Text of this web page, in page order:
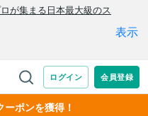
ポンを獲得！